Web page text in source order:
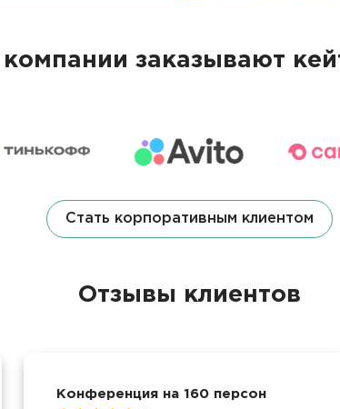
заказывают
Стать корпоративным клиентом
Отзывы клиентов
Конференция на 160 персон